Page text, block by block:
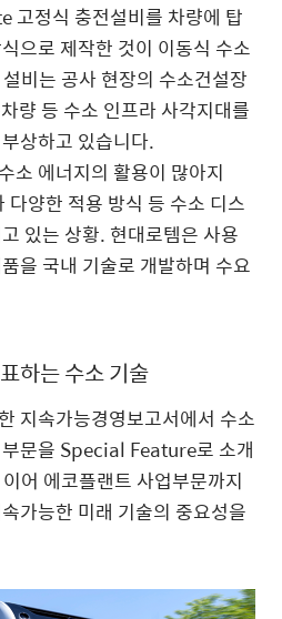
정식 충전설비를 차량에 탑
으로 제작한 것이 이동식 수소
비는 공사 현장의 수소건설장
량 등 수소 인프라 사각지대를
상하고 있습니다.
소 에너지의 활용이 많아지
다양한 적용 방식 등 수소 디스
있는 상황. 현대로템은 사용
을 국내 기술로 개발하며 수요
하는 수소 기술
지속가능경영보고서에서 수소
문을 Special Feature로 소개
어 에코플랜트 사업부문까지
가능한 미래 기술의 중요성을